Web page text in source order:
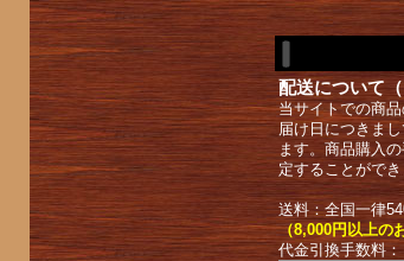
配送について（
当サイトでの商
届け日につきま
ます。商品購入
定することがで
送料：全国一律
（8,000円以上の
代金引換手数料：